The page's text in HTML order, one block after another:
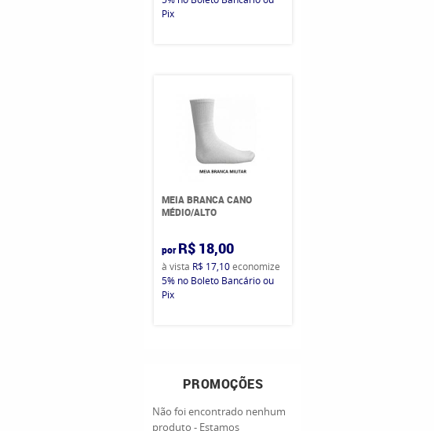
Pix
MEIA BRANCA CANO
MÉDIO/ALTO
por R$ 18,00
à vista R$ 17,10economize
5% no Boleto Bancário ou
Pix
PROMOÇÕES
Não foi encontrado nenhum
produto - Estamos